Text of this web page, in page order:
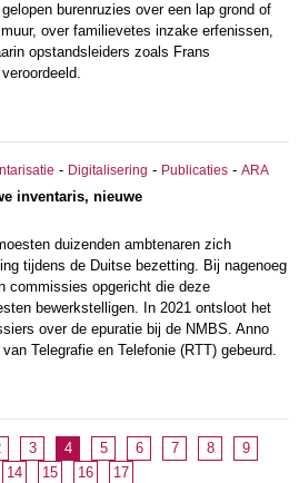
burenruzies over een lap grond of
over familievetes inzake erfenissen,
opstandsleiders zoals Frans
- Digitalisering - Publicaties- ARA
inventaris, nieuwe
duizenden ambtenaren zich
tijdens de Duitse bezetting. Bij nagenoeg
commissies opgericht die deze
bewerkstelligen. In 2021 ontsloot het
over de epuratie bij de NMBS. Anno
Telegrafie en Telefonie (RTT) gebeurd.
3 4 5 6 7 8
9
14 15 16 17